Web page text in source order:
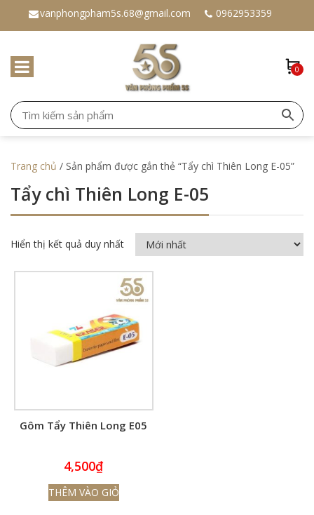
vanphongpham5s.68@gmail.com 0962953359
0
Trang chủ / Sản phẩm được gắn thẻ “Tẩy chì Thiên Long E-05”
Tẩy chì Thiên Long E-05
Hiển thị kết quả duy nhất
Gôm Tẩy Thiên Long E05
4,500₫
THÊM VÀO GIỎ